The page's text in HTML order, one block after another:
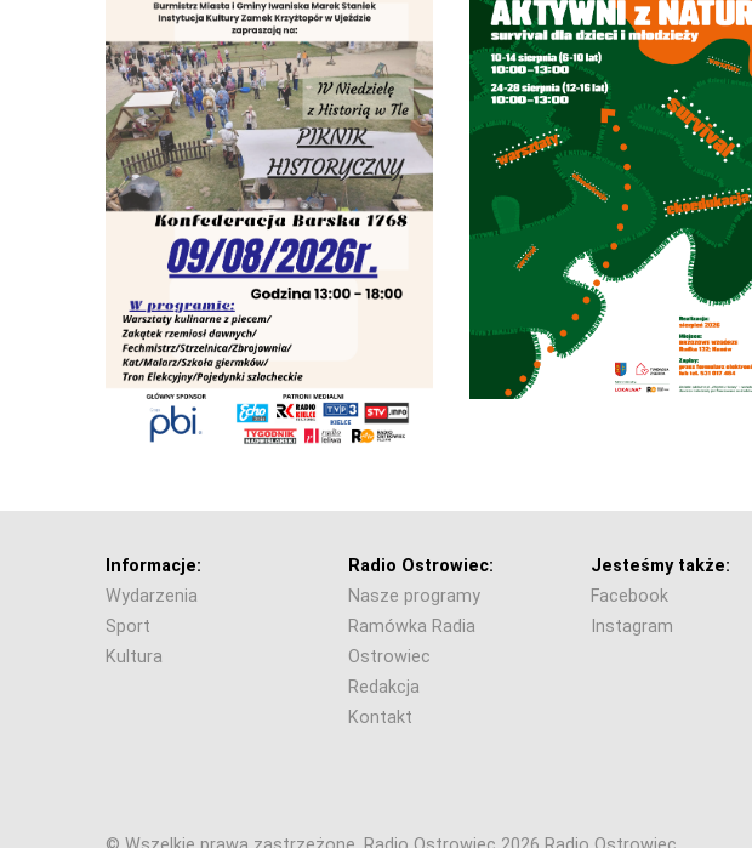
Informacje:
Wydarzenia
Sport
Kultura
Radio Ostrowiec:
Nasze programy
Ramówka Radia
Ostrowiec
Redakcja
Kontakt
Jesteśmy także:
Facebook
Instagram